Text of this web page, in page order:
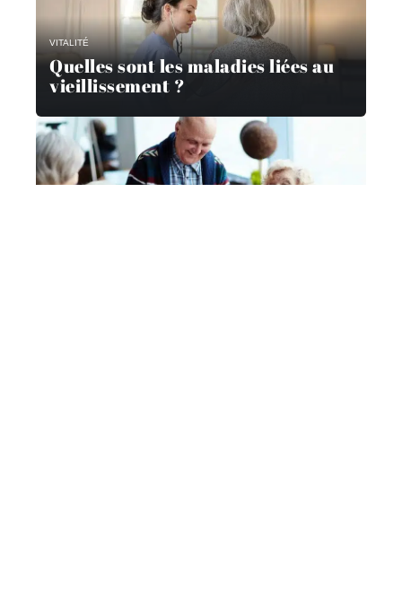
VITALITÉ
Quelles sont les maladies liées au
vieillissement ?